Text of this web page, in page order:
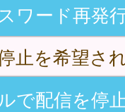
ワード再発
止を希望さ
で配信を停